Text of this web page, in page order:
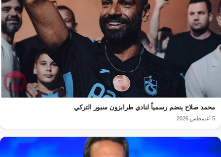
محمد صلاح ينضم رسمياً لنادي طرابزون سبور التركي
5 أغسطس 2026